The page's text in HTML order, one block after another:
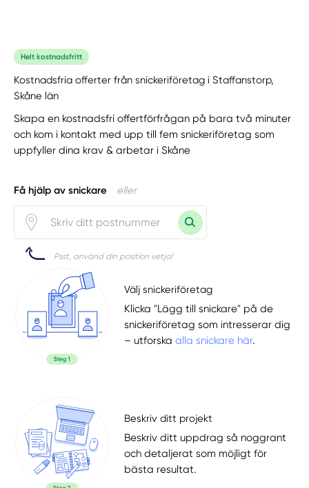
Helt kostnadsfritt
Kostnadsfria offerter från snickeriföretag i Staffanstorp,
Skåne län
Skapa en kostnadsfri offertförfrågan på bara två minuter
och kom i kontakt med upp till fem snickeriföretag som
uppfyller dina krav & arbetar i Skåne
Få hjälp av snickare eller
Psst, använd din position vetja!
Välj snickeriföretag
Klicka "Lägg till snickare" på de
snickeriföretag som intresserar dig
– utforskaalla snickare här.
Beskriv ditt projekt
Beskriv ditt uppdrag så noggrant
och detaljerat som möjligt för
bästa resultat.